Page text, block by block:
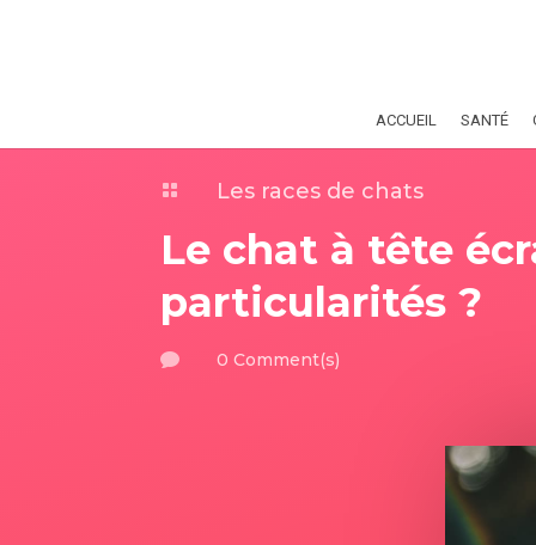
ACCUEIL SANTÉ
 Les races de chats
Le chat à tête
particularités ?
 0 Comment(s)